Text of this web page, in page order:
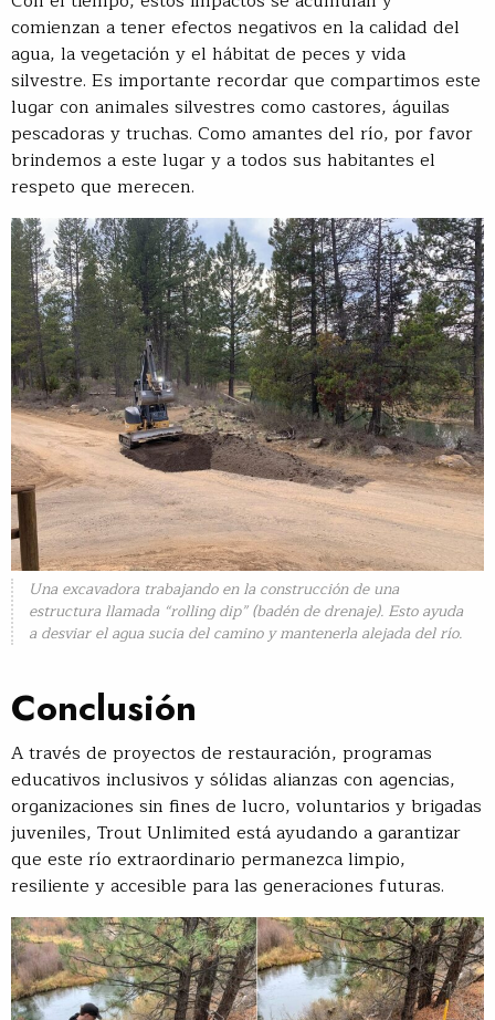
comienzan a tener efectos negativos en la calidad del
agua, la vegetación y el hábitat de peces y vida
silvestre. Es importante recordar que compartimos este
lugar con animales silvestres como castores, águilas
pescadoras y truchas. Como amantes del río, por favor
brindemos a este lugar y a todos sus habitantes el
respeto que merecen.
Una excavadora trabajando en la construcción de una
estructura llamada “rolling dip” (badén de drenaje). Esto ayuda
a desviar el agua sucia del camino y mantenerla alejada del río.
Conclusión
A través de proyectos de restauración, programas
educativos inclusivos y sólidas alianzas con agencias,
organizaciones sin fines de lucro, voluntarios y brigadas
juveniles, Trout Unlimited está ayudando a garantizar
que este río extraordinario permanezca limpio,
resiliente y accesible para las generaciones futuras.